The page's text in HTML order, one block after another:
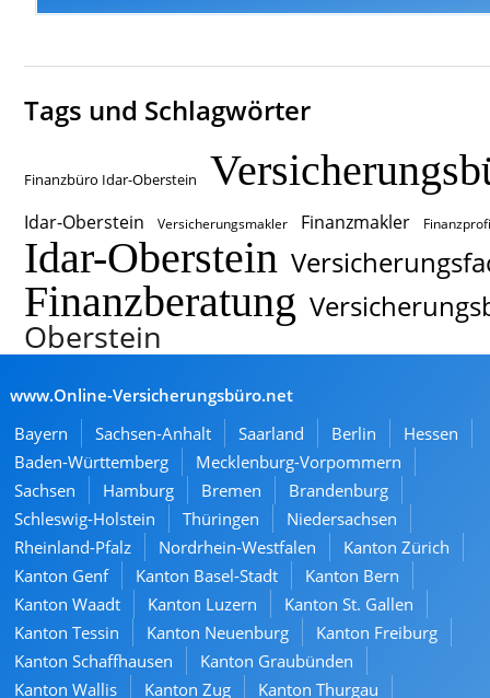
Tags und Schlagwörter
Finanzbüro Idar-Oberstein
Idar-Oberstein Versicherungsmakler Finanzmakler Finanzprofi
Idar-Oberstein
Finanzberatung
Oberstein
www.Online-Versicherungsbüro.net
Bayern
Sachsen-Anhalt Saarland Berlin
Hessen
Baden-Württemberg
Mecklenburg-Vorpommern
Sachsen
Hamburg Bremen
Brandenburg
Schleswig-Holstein
Thüringen
Niedersachsen
Rheinland-Pfalz
Nordrhein-Westfalen
Kanton Zürich
Kanton Genf
Kanton Basel-Stadt
Kanton Bern
Kanton Waadt
Kanton Luzern
Kanton St. Gallen
Kanton Tessin
Kanton Neuenburg
Kanton Freiburg
Kanton Schaffhausen
Kanton Graubünden
Kanton Wallis
Kanton Zug Kanton Thurgau